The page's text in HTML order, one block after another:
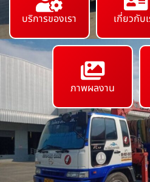
บริการของเรา เกี่ยวกับ
ภาพผลงาน